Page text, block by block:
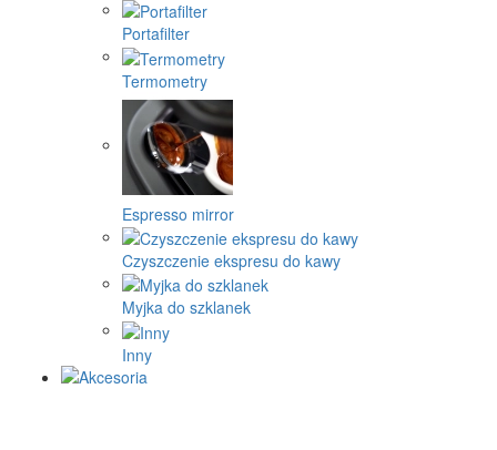
Portafilter
Termometry
Espresso mirror
Czyszczenie ekspresu do kawy
Myjka do szklanek
Inny